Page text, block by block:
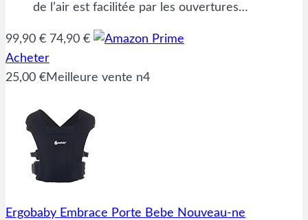
de l’air est facilitée par les ouvertures…
99,90 € 74,90 €
Acheter
25,00 €Meilleure vente n4
Ergobaby Embrace Porte Bebe Nouveau-ne